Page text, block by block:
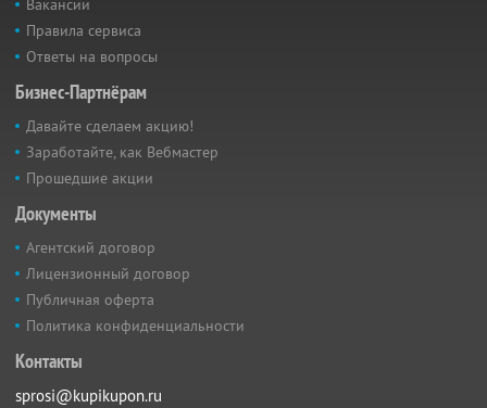
Вакансии
Правила сервиса
Ответы на вопросы
Бизнес-Партнёрам
Давайте сделаем акцию!
Заработайте, как Вебмастер
Прошедшие акции
Документы
Агентский договор
Лицензионный договор
Публичная оферта
Политика конфиденциальности
Контакты
sprosi@kupikupon.ru